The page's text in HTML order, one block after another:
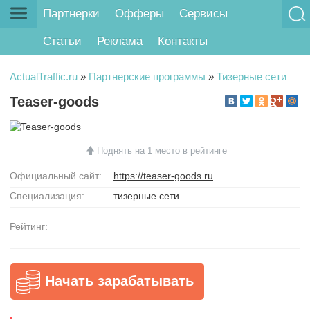
Партнерки Офферы Сервисы
Статьи Реклама Контакты
ActualTraffic.ru » Партнерские программы » Тизерные сети
Teaser-goods
Поднять на 1 место в рейтинге
Официальный сайт:
https://teaser-goods.ru
Специализация:
тизерные сети
Рейтинг:
Начать зарабатывать